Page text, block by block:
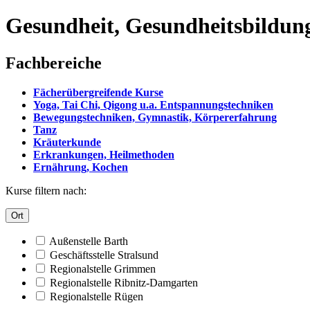
Gesundheit,
Fachbereiche
Fächerübergreifende Kurse
Yoga, Tai Chi, Qigong u.a. Entspannungstechniken
Bewegungstechniken, Gymnastik, Körpererfahrung
Tanz
Kräuterkunde
Erkrankungen, Heilmethoden
Ernährung, Kochen
Kurse filtern nach:
Ort
Außenstelle Barth
Geschäftsstelle Stralsund
Regionalstelle Grimmen
Regionalstelle Ribnitz-Damgarten
Regionalstelle Rügen